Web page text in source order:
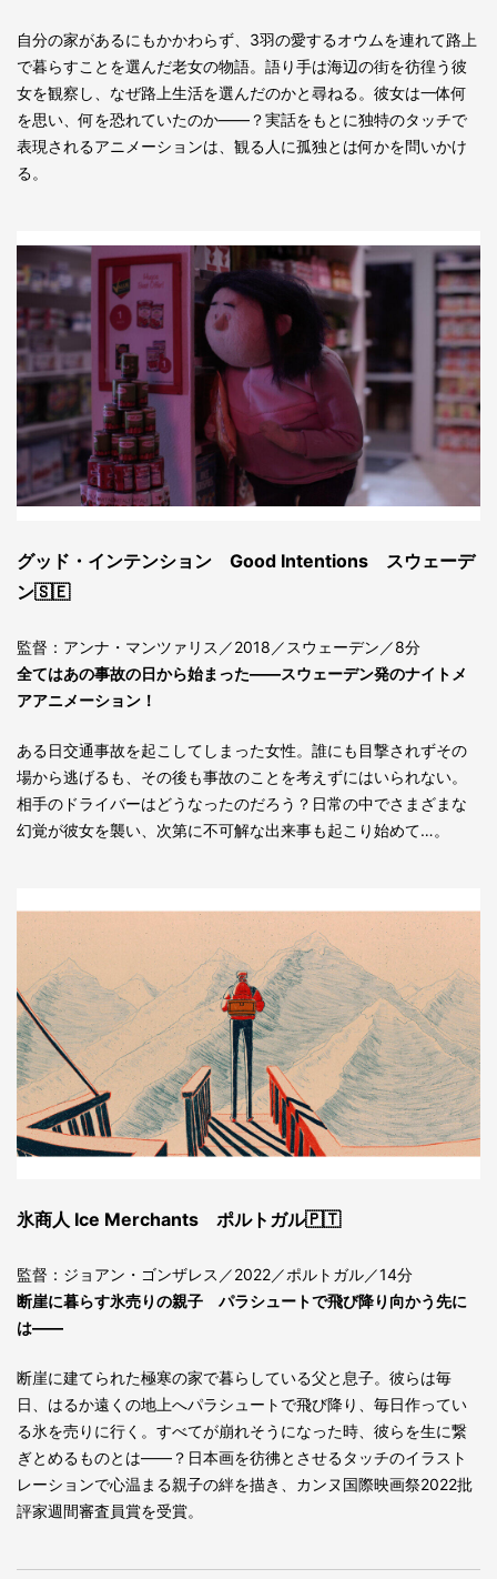
自分の家があるにもかかわらず、3羽の愛するオウムを連れて路上
で暮らすことを選んだ老女の物語。語り手は海辺の街を彷徨う彼
女を観察し、なぜ路上生活を選んだのかと尋ねる。彼女は一体何
を思い、何を恐れていたのか――？実話をもとに独特のタッチで
表現されるアニメーションは、観る人に孤独とは何かを問いかけ
る。
グッド・インテンション Good Intentions スウェーデ
ン🇸🇪
監督：アンナ・マンツァリス／2018／スウェーデン／8分
全てはあの事故の日から始まった――スウェーデン発のナイトメ
アアニメーション！
ある日交通事故を起こしてしまった女性。誰にも目撃されずその
場から逃げるも、その後も事故のことを考えずにはいられない。
相手のドライバーはどうなったのだろう？日常の中でさまざまな
幻覚が彼女を襲い、次第に不可解な出来事も起こり始めて…。
氷商人 Ice Merchants ポルトガル🇵🇹
監督：ジョアン・ゴンザレス／2022／ポルトガル／14分
断崖に暮らす氷売りの親子 パラシュートで飛び降り向かう先に
は――
断崖に建てられた極寒の家で暮らしている父と息子。彼らは毎
日、はるか遠くの地上へパラシュートで飛び降り、毎日作ってい
る氷を売りに行く。すべてが崩れそうになった時、彼らを生に繋
ぎとめるものとは――？日本画を彷彿とさせるタッチのイラスト
レーションで心温まる親子の絆を描き、カンヌ国際映画祭2022批
評家週間審査員賞を受賞。